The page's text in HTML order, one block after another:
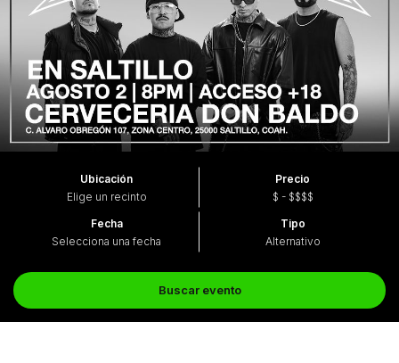
Ubicación
Elige un recinto
Precio
$ - $$$$
Fecha
Selecciona una fecha
Tipo
Alternativo
Buscar evento